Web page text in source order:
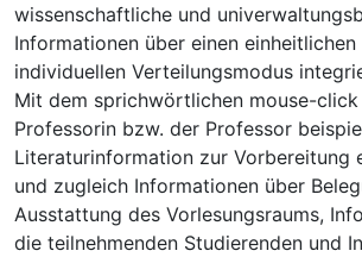
wissenschaftliche und
Informationen über einen
individuellen Verteilungsmodus
Mit dem sprichwörtlichen mouse-
Professorin bzw. der Professor
Literaturinformation zur Vorbereitung
und zugleich Informationen über
Ausstattung des Vorlesungsraums,
die teilnehmenden Studierenden und